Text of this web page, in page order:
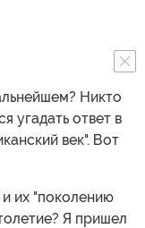
Никто
угадать ответ в
век". Вот
их "поколению
Я пришел